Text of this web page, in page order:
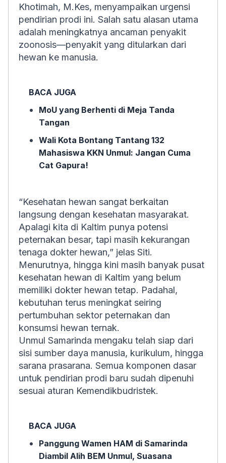
Khotimah, M.Kes, menyampaikan urgensi
pendirian prodi ini. Salah satu alasan utama
adalah meningkatnya ancaman penyakit
zoonosis—penyakit yang ditularkan dari
hewan ke manusia.
BACA JUGA
MoU yang Berhenti di Meja Tanda
Tangan
Wali Kota Bontang Tantang 132
Mahasiswa KKN Unmul: Jangan Cuma
Cat Gapura!
“Kesehatan hewan sangat berkaitan
langsung dengan kesehatan masyarakat.
Apalagi kita di Kaltim punya potensi
peternakan besar, tapi masih kekurangan
tenaga dokter hewan,” jelas Siti.
Menurutnya, hingga kini masih banyak pusat
kesehatan hewan di Kaltim yang belum
memiliki dokter hewan tetap. Padahal,
kebutuhan terus meningkat seiring
pertumbuhan sektor peternakan dan
konsumsi hewan ternak.
Unmul Samarinda mengaku telah siap dari
sisi sumber daya manusia, kurikulum, hingga
sarana prasarana. Semua komponen dasar
untuk pendirian prodi baru sudah dipenuhi
sesuai aturan Kemendikbudristek.
BACA JUGA
Panggung Wamen HAM di Samarinda
Diambil Alih BEM Unmul, Suasana